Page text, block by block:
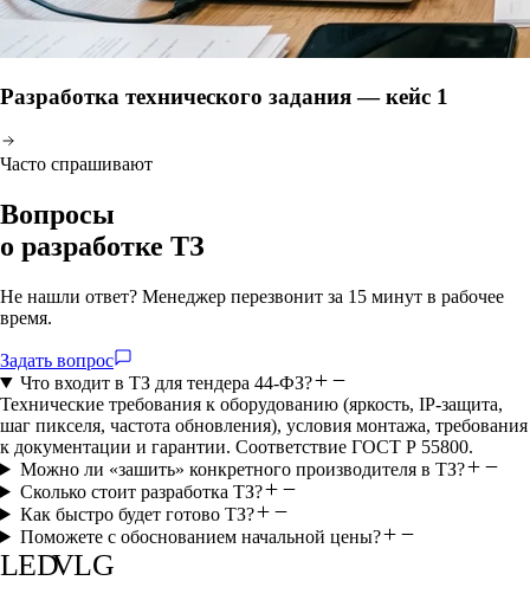
Разработка технического задания — кейс 1
Часто спрашивают
Вопросы
о разработке ТЗ
Не нашли ответ? Менеджер перезвонит за 15 минут в рабочее
время.
Задать вопрос
Что входит в ТЗ для тендера 44-ФЗ?
Технические требования к оборудованию (яркость, IP-защита,
шаг пикселя, частота обновления), условия монтажа, требования
к документации и гарантии. Соответствие ГОСТ Р 55800.
Можно ли «зашить» конкретного производителя в ТЗ?
Сколько стоит разработка ТЗ?
Как быстро будет готово ТЗ?
Поможете с обоснованием начальной цены?
LEDVLG